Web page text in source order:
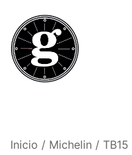
contenido
Inicio / Michelin / TB15